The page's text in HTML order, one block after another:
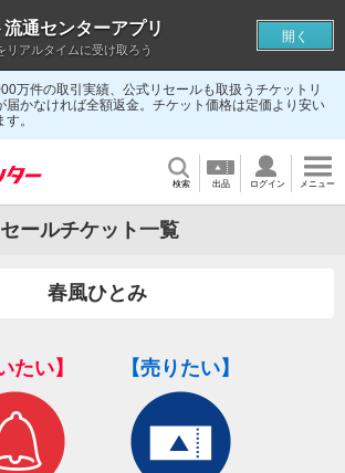
万件の取引実績、公式リセールも取扱うチケットリ
届かなければ全額返金。チケット価格は定価より安い
。
検索 出品 ログイン メニュー
ールチケット一覧
春風ひとみ
たい】 【売りたい】
通センターアプリ
リアルタイムに受け取ろう
開く